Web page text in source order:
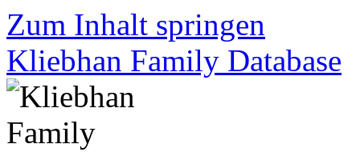
Zum Inhalt springen
Kliebhan Family Database